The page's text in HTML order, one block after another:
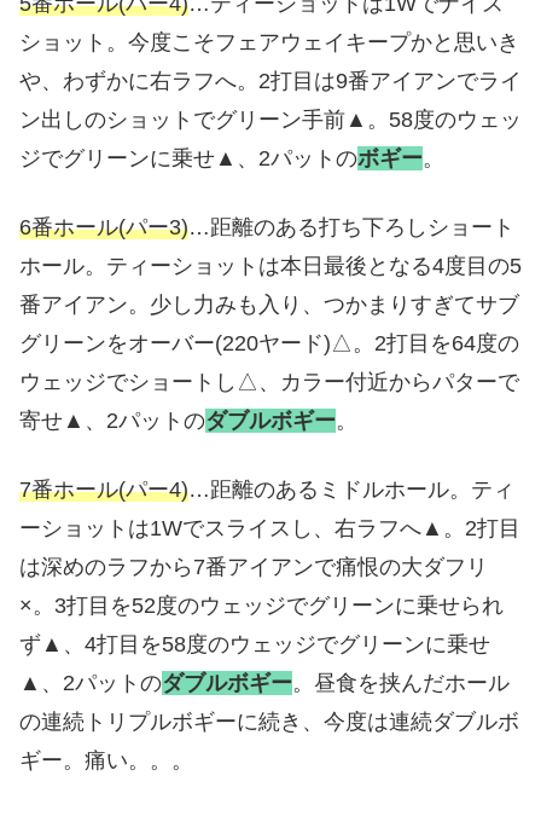
ショット。今度こそフェアウェイキープかと思いき
や、わずかに右ラフへ。2打目は9番アイアンでライ
ン出しのショットでグリーン手前▲。58度のウェッ
ジでグリーンに乗せ▲、2パットのボギー。
6番ホール(パー3)…距離のある打ち下ろしショート
ホール。ティーショットは本日最後となる4度目の5
番アイアン。少し力みも入り、つかまりすぎてサブ
グリーンをオーバー(220ヤード)△。2打目を64度の
ウェッジでショートし△、カラー付近からパターで
寄せ▲、2パットのダブルボギー。
7番ホール(パー4)…距離のあるミドルホール。ティ
ーショットは1Wでスライスし、右ラフへ▲。2打目
は深めのラフから7番アイアンで痛恨の大ダフリ
×。3打目を52度のウェッジでグリーンに乗せられ
ず▲、4打目を58度のウェッジでグリーンに乗せ
▲、2パットのダブルボギー。昼食を挟んだホール
の連続トリプルボギーに続き、今度は連続ダブルボ
ギー。痛い。。。